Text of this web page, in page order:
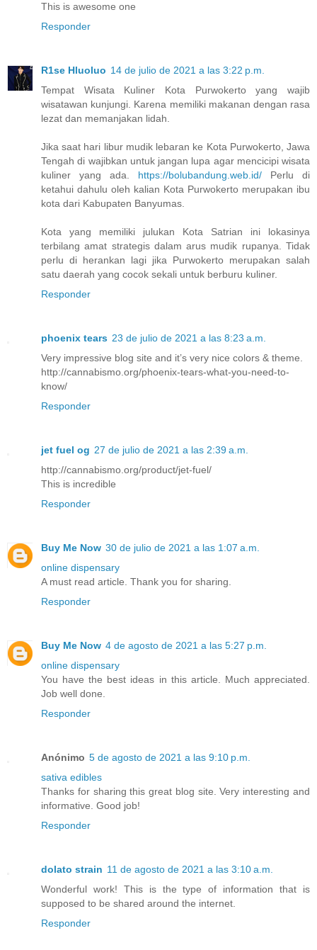
This is awesome one
Responder
R1se Hluoluo 14 de julio de 2021 a las 3:22 p.m.
Tempat Wisata Kuliner Kota Purwokerto yang wajib
wisatawan kunjungi. Karena memiliki makanan dengan rasa
lezat dan memanjakan lidah.
Jika saat hari libur mudik lebaran ke Kota Purwokerto, Jawa
Tengah di wajibkan untuk jangan lupa agar mencicipi wisata
kuliner yang ada. https://bolubandung.web.id/ Perlu di
ketahui dahulu oleh kalian Kota Purwokerto merupakan ibu
kota dari Kabupaten Banyumas.
Kota yang memiliki julukan Kota Satrian ini lokasinya
terbilang amat strategis dalam arus mudik rupanya. Tidak
perlu di herankan lagi jika Purwokerto merupakan salah
satu daerah yang cocok sekali untuk berburu kuliner.
Responder
phoenix tears 23 de julio de 2021 a las 8:23 a.m.
Very impressive blog site and it’s very nice colors & theme.
http://cannabismo.org/phoenix-tears-what-you-need-to-
know/
Responder
jet fuel og 27 de julio de 2021 a las 2:39 a.m.
http://cannabismo.org/product/jet-fuel/
This is incredible
Responder
Buy Me Now 30 de julio de 2021 a las 1:07 a.m.
online dispensary
A must read article. Thank you for sharing.
Responder
Buy Me Now 4 de agosto de 2021 a las 5:27 p.m.
online dispensary
You have the best ideas in this article. Much appreciated.
Job well done.
Responder
Anónimo 5 de agosto de 2021 a las 9:10 p.m.
sativa edibles
Thanks for sharing this great blog site. Very interesting and
informative. Good job!
Responder
dolato strain 11 de agosto de 2021 a las 3:10 a.m.
Wonderful work! This is the type of information that is
supposed to be shared around the internet.
Responder